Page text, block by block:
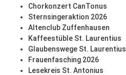
Chorkonzert CanTonus
Sternsingeraktion 2026
Altenclub Zuffenhausen
Kaffeestüble St. Laurentius
Glaubenswege St. Laurentius
Frauenfasching 2026
Lesekreis St. Antonius